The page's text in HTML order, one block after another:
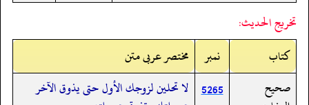
تخريج الحديث:
کتاب
نمبر
مختصر عربی متن
صحيح
5265 لا تحلين لزوجك الأول حتى يذوق الآخر